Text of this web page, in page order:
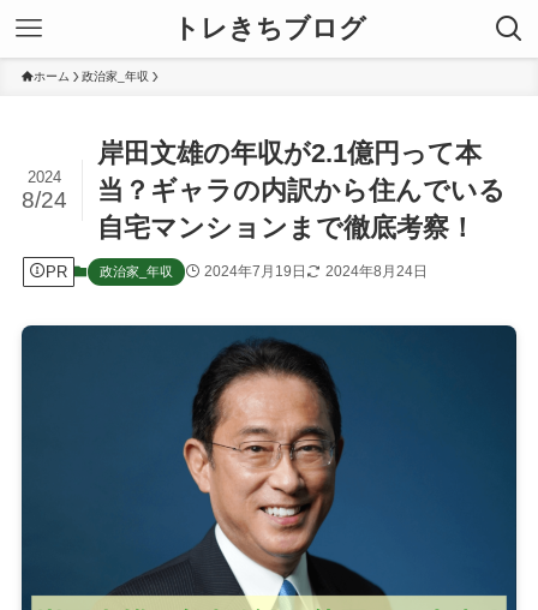
トレきちブログ
ホーム 政治家_年収
岸田文雄の年収が2.1億円って本
当？ギャラの内訳から住んでいる
自宅マンションまで徹底考察！
2024
8/24
PR 政治家_年収 2024年7月19日 2024年8月24日